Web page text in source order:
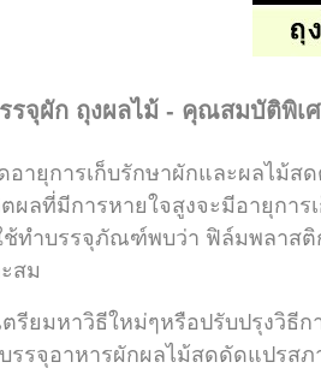
รจุผัก ถุงผลไม้ - คุณสมบัติพิเ
ายุการเก็บรักษาผักและผลไม้ส
ผลที่มีการหายใจสูงจะมีอายุกา
ทำบรรจุภัณฑ์พบว่า ฟิล์มพลาส
สม
ตรียมหาวิธีใหม่ๆหรือปรับปรุง
รรจุอาหารผักผลไม้สดดัดแปรสภ